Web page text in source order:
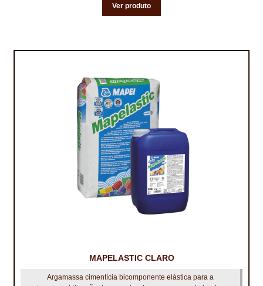
Ver produto
MAPELASTIC CLARO
Argamassa cimentícia bicomponente elástica para a